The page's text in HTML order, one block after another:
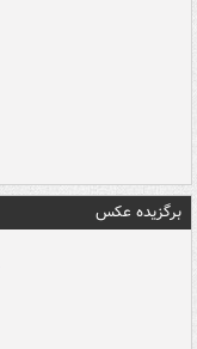
برگزیده عکس